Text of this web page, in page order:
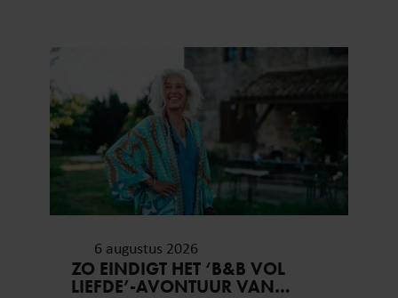
6 augustus 2026
ZO EINDIGT HET ‘B&B VOL
LIEFDE’-AVONTUUR VAN